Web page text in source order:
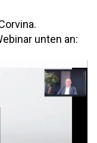
unten an: